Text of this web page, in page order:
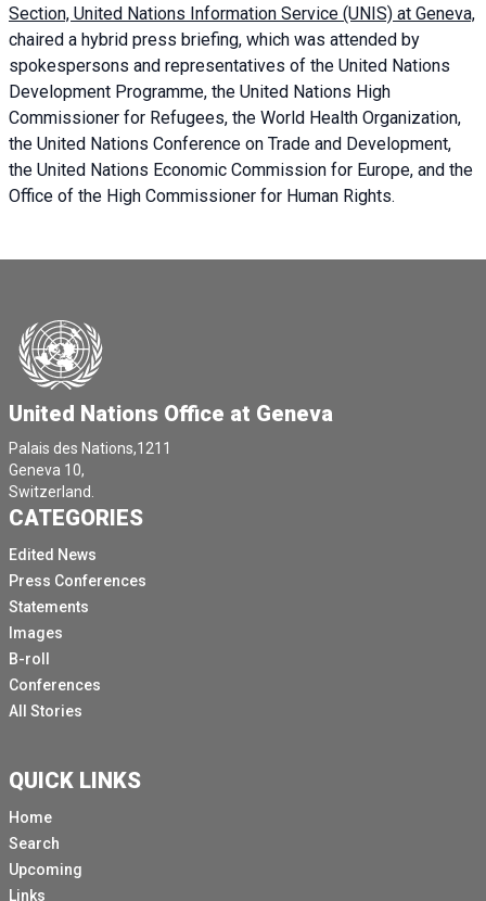
Section, United Nations Information Service (UNIS) at Geneva,
chaired a hybrid press briefing, which was attended by
spokespersons and representatives of the United Nations
Development Programme, the United Nations High
Commissioner for Refugees, the World Health Organization,
the United Nations Conference on Trade and Development,
the United Nations Economic Commission for Europe, and the
Office of the High Commissioner for Human Rights.
United Nations Office at Geneva
Palais des Nations,1211
Geneva 10,
Switzerland.
CATEGORIES
Edited News
Press Conferences
Statements
Images
B-roll
Conferences
All Stories
QUICK LINKS
Home
Search
Upcoming
Links